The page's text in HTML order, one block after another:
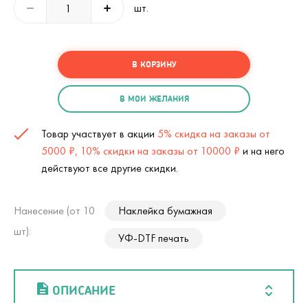
шт.
В КОРЗИНУ
В МОИ ЖЕЛАНИЯ
Товар участвует в акции 5% скидка на заказы от
5000 ₽, 10% скидки на заказы от 10000 ₽ и на него
действуют все другие скидки.
Нанесение (от 10
шт):
Наклейка бумажная
УФ-DTF печать
ОПИСАНИЕ